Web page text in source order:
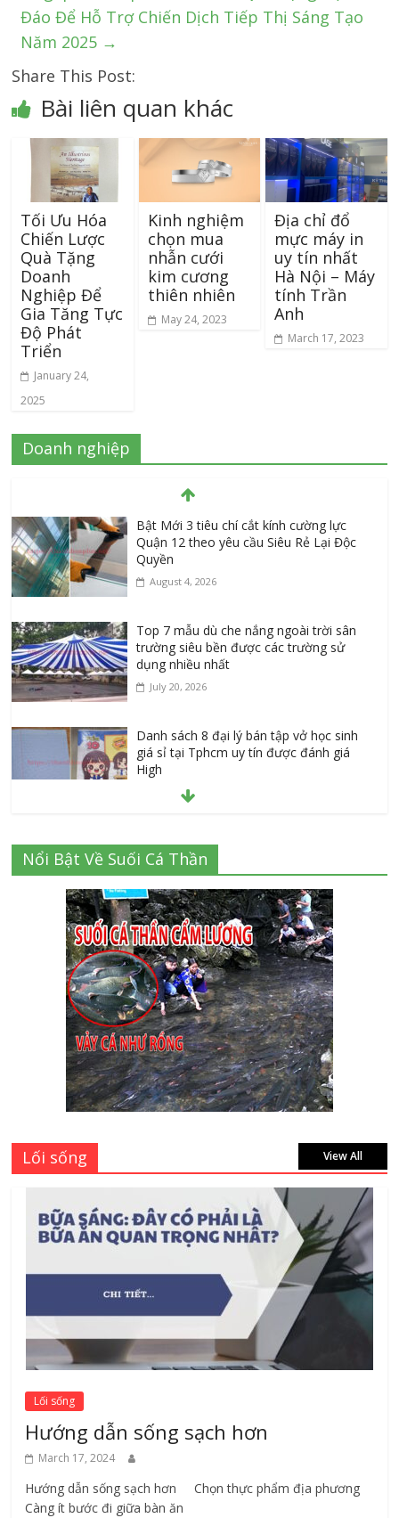
Đáo Để Hỗ Trợ Chiến Dịch Tiếp Thị Sáng Tạo
Năm 2025 →
Share This Post:
Bài liên quan khác
Tối Ưu Hóa
Chiến Lược
Quà Tặng
Doanh
Nghiệp Để
Gia Tăng Tực
Độ Phát
Triển
January 24,
2025
Kinh nghiệm
chọn mua
nhẫn cưới
kim cương
thiên nhiên
May 24, 2023
Địa chỉ đổ
mực máy in
uy tín nhất
Hà Nội – Máy
tính Trần
Anh
March 17, 2023
Doanh nghiệp
Bật Mới 3 tiêu chí cắt kính cường lực
Quận 12 theo yêu cầu Siêu Rẻ Lại Độc
Quyền
August 4, 2026
Top 7 mẫu dù che nắng ngoài trời sân
trường siêu bền được các trường sử
dụng nhiều nhất
July 20, 2026
Danh sách 8 đại lý bán tập vở học sinh
giá sỉ tại Tphcm uy tín được đánh giá
High
July 16, 2026
Cập nhật mới nhất: Vở học sinh 96 trang
giá bao nhiêu tại 3 đại lý lớn có tiếng ở
Tphcm hiện nay?
July 9, 2026
Thành Long – Số 1 về dịch vụ sửa cửa
kính Quận 1 Tphcm tận nhà uy tín, giá rẻ
June 30, 2026
Mách bạn 7 địa chỉ sửa cửa nhôm kính
Tân Phú Tphcm tận nơi giá rẻ, uy tín
nhất hiện nay
August 5, 2026
Nổi Bật Về Suối Cá Thần
Lối sống View All
Lối sống
Hướng dẫn sống sạch hơn
March 17, 2024
Hướng dẫn sống sạch hơn Chọn thực phẩm địa phương ​
Càng ít bước đi giữa bàn ăn